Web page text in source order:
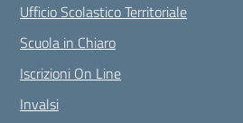
Ufficio Scolastico Territoriale
Scuola in Chiaro
Iscrizioni On Line
Invalsi